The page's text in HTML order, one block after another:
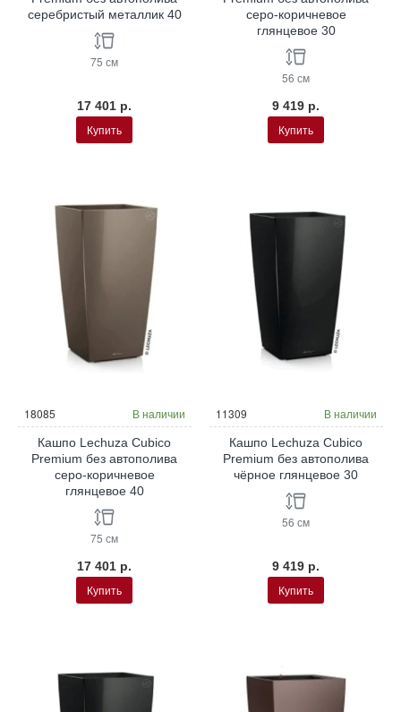
серебристый металлик 40
75 см
17 401 р.
Купить
серо-коричневое
глянцевое 30
56 см
9 419 р.
Купить
18085 В наличии
Кашпо Lechuza Cubico
Premium без автополива
серо-коричневое
глянцевое 40
75 см
17 401 р.
Купить
11309 В наличии
Кашпо Lechuza Cubico
Premium без автополива
чёрное глянцевое 30
56 см
9 419 р.
Купить